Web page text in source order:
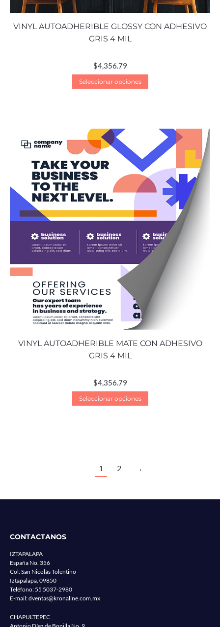
VINYL AUTOADHERIBLE GLOSSY CON ADHESIVO
GRIS 4 MIL
$4,356.79
Seleccionar opciones
VINYL AUTOADHERIBLE MATE CON ADHESIVO
GRIS 4 MIL
$4,356.79
Seleccionar opciones
1 2 →
CONTACTANOS
IZTAPALAPA
España No. 356
Col. San Nicolás Tolentino
Iztapalapa, 09850
Teléfono:55 5037-2980
E-mail:dventas@kronaline.com.mx
CHAPULTEPEC